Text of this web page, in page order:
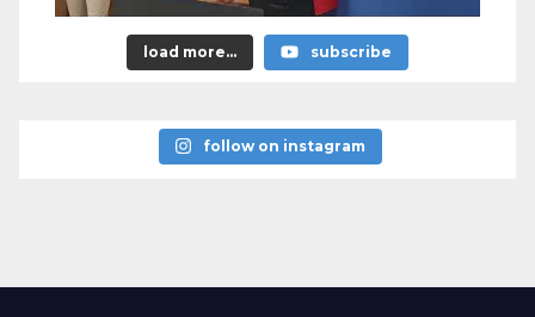
load more... subscribe
follow on instagram